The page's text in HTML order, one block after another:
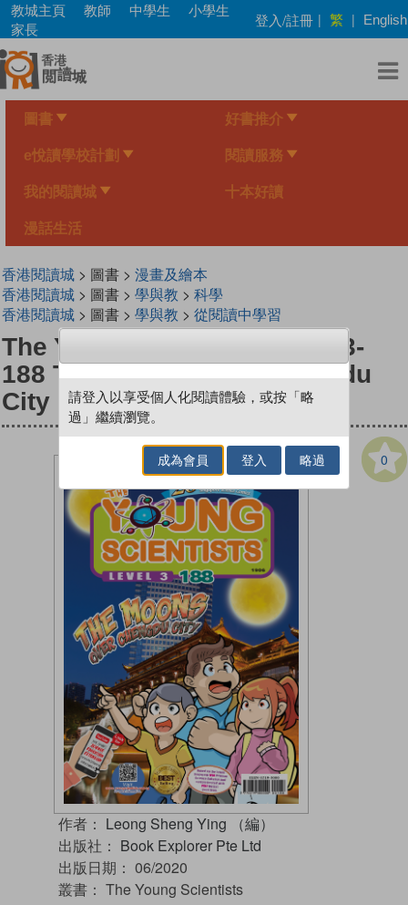
Skip
main
content
教城主頁 教師 中學生
小學生
家長
登入/註冊 | 繁 | English
圖書 好書推介
e悅讀學校計劃 閱讀服務
我的閱讀城 十本好讀
漫話生活
香港閱讀城> 圖書 > 漫畫及繪本
香港閱讀城> 圖書 > 學與教 > 科學
香港閱讀城> 圖書 > 學與教 > 從閱讀中學習
The Young Scientists Level 3-
188 The Moons Over Chengdu
City
0
作者： Leong Sheng Ying （編）
出版社： Book Explorer Pte Ltd
出版日期： 06/2020
叢書： The Young Scientists
請登入以享受個人化閱讀體驗，或按「略
過」繼續瀏覽。
成為會員 登入 略過